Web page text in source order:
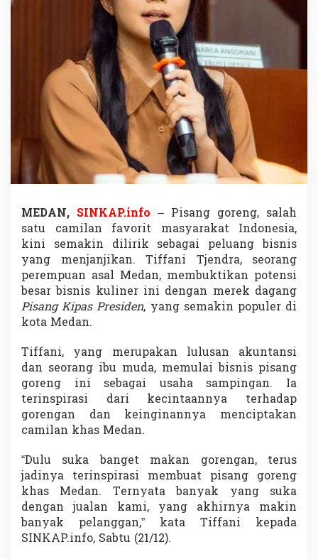
S
s
g
a
B
i
s
n
i
s
P
i
s
g
G
e
n
i
p
a
s
,
K
i
MEDAN, SINKAP.info – Pisang goreng, salah
satu camilan favorit masyarakat Indonesia,
kini semakin dilirik sebagai peluang bisnis
yang menjanjikan. Tiffani Tjendra, seorang
perempuan asal Medan, membuktikan potensi
besar bisnis kuliner ini dengan merek dagang
Pisang Kipas Presiden, yang semakin populer di
kota Medan.
Tiffani, yang merupakan lulusan akuntansi
dan seorang ibu muda, memulai bisnis pisang
goreng ini sebagai usaha sampingan. Ia
terinspirasi dari kecintaannya terhadap
gorengan dan keinginannya menciptakan
camilan khas Medan.
“Dulu suka banget makan gorengan, terus
jadinya terinspirasi membuat pisang goreng
khas Medan. Ternyata banyak yang suka
dengan jualan kami, yang akhirnya makin
banyak pelanggan,” kata Tiffani kepada
SINKAP.info, Sabtu (21/12).